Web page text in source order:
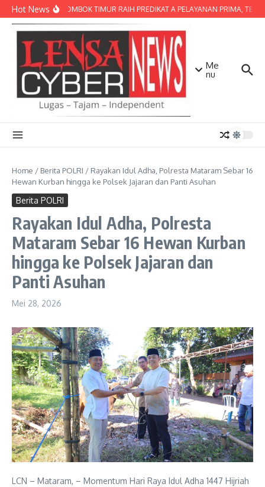
Lewati ke konten
Hot NewsPOLRES LOMBOK TIMUR RAIH PREDIKAT A PELAYANAN PRIMA,
Me
nu
Home / Berita POLRI / Rayakan Idul Adha, Polresta Mataram Sebar 16
Hewan Kurban hingga ke Polsek Jajaran dan Panti Asuhan
Berita POLRI
Rayakan Idul Adha, Polresta
Mataram Sebar 16 Hewan Kurban
hingga ke Polsek Jajaran dan
Panti Asuhan
Mei 28, 2026
LCN – Mataram, – Momentum Hari Raya Idul Adha 1447 Hijriah